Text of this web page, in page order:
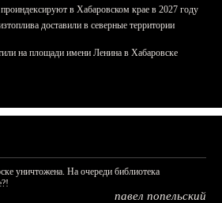
в Хабаровском крае в 2027 году
доставили в северные территории
на площади имени Ленина в Хабаровске
уничтожена. На очереди библиотека
павел попельский